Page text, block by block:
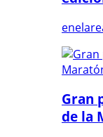
Gran
de la